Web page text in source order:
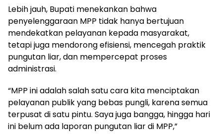
Lebih jauh, Bupati menekankan bahwa
penyelenggaraan MPP tidak hanya bertujuan
mendekatkan pelayanan kepada masyarakat,
tetapi juga mendorong efisiensi, mencegah praktik
pungutan liar, dan mempercepat proses
administrasi.
“MPP ini adalah salah satu cara kita menciptakan
pelayanan publik yang bebas pungli, karena semua
terpusat di satu pintu. Saya juga bangga, hingga hari
ini belum ada laporan pungutan liar di MPP,”